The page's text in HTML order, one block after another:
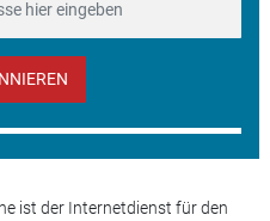
ist der Internetdienst für den